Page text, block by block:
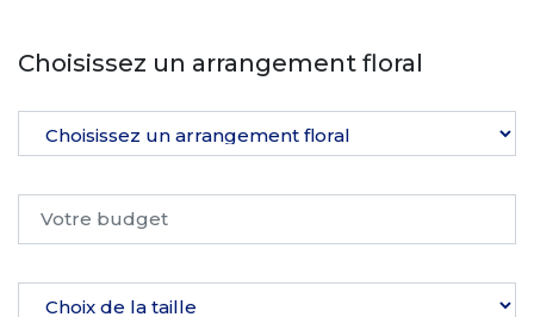
Choisissez un arrangement floral